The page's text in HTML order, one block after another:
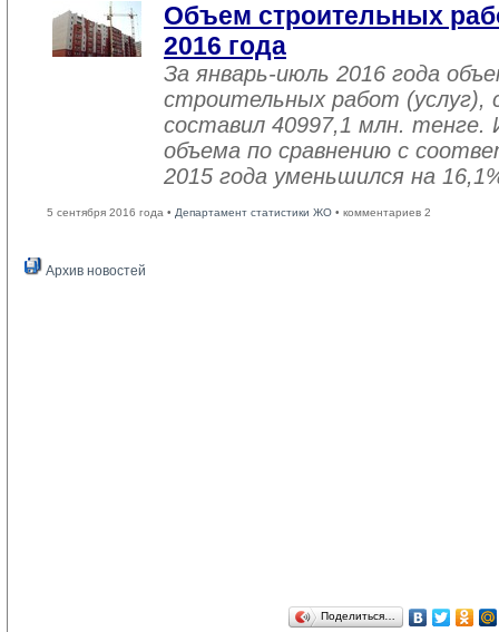
Объем строительных
2016 года
За январь-июль 2016 года
строительных работ (услуг),
составил 40997,1 млн. тенге.
объема по сравнению с
2015 года уменьшился на
5 сентября 2016 года • Департамент статистики ЖО • комментариев 2
Архив новостей
Поделиться…